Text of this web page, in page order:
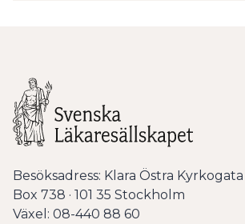
Besöksadress: Klara Östra Kyrkogata
Box 738 · 101 35 Stockholm
Växel: 08-440 88 60